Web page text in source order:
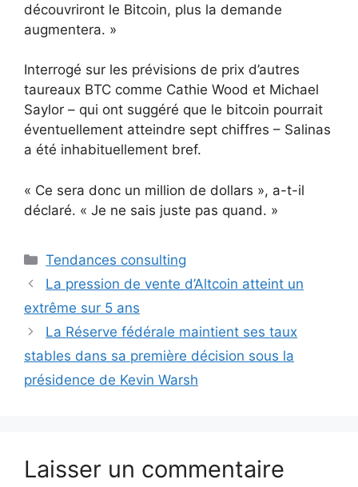
découvriront le Bitcoin, plus la demande
augmentera. »
Interrogé sur les prévisions de prix d’autres
taureaux BTC comme Cathie Wood et Michael
Saylor – qui ont suggéré que le bitcoin pourrait
éventuellement atteindre sept chiffres – Salinas
a été inhabituellement bref.
« Ce sera donc un million de dollars », a-t-il
déclaré. « Je ne sais juste pas quand. »
Catégories
Tendances consulting
La pression de vente d’Altcoin atteint un
extrême sur 5 ans
La Réserve fédérale maintient ses taux
stables dans sa première décision sous la
présidence de Kevin Warsh
Laisser un commentaire